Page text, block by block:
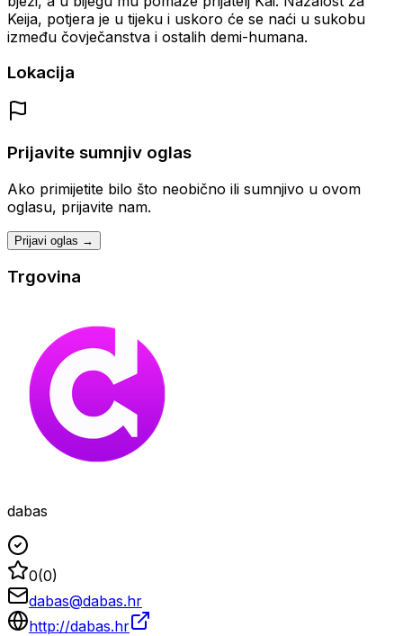
Keija, potjera je u tijeku i uskoro će se naći u sukobu
između čovječanstva i ostalih demi-humana.
Lokacija
Prijavite sumnjiv oglas
Ako primijetite bilo što neobično ili sumnjivo u ovom
oglasu, prijavite nam.
Prijavi oglas →
Trgovina
dabas
0(0)
dabas@dabas.hr
http://dabas.hr